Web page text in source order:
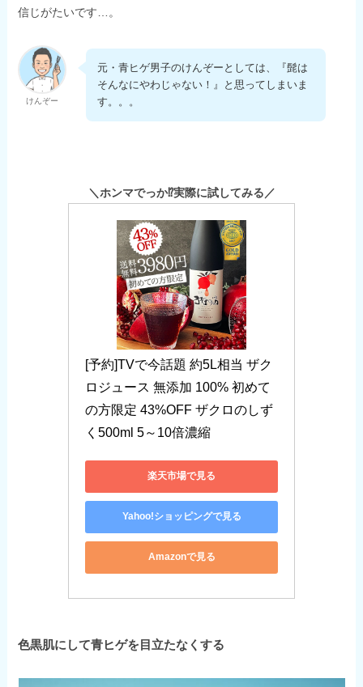
信じがたいです…。
けんぞー
元・青ヒゲ男子のけんぞーとしては、『髭は
そんなにやわじゃない！』と思ってしまいま
す。。。
＼ホンマでっか⁉実際に試してみる／
[予約]TVで今話題 約5L相当 ザク
ロジュース 無添加 100% 初めて
の方限定 43%OFF ザクロのしず
く500ml 5～10倍濃縮
楽天市場で見る
Yahoo!ショッピングで見る
Amazonで見る
色黒肌にして青ヒゲを目立たなくする